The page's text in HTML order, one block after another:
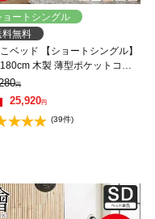
ョートシングル
料無料
ベッド 【ショートシングル】
木製 薄型ポケットコイ
ットレスセット 耐荷重350kg 組
単 高さ4段階 低ホルムアルデヒ
ン【AR】
円
25,920円
(39件)